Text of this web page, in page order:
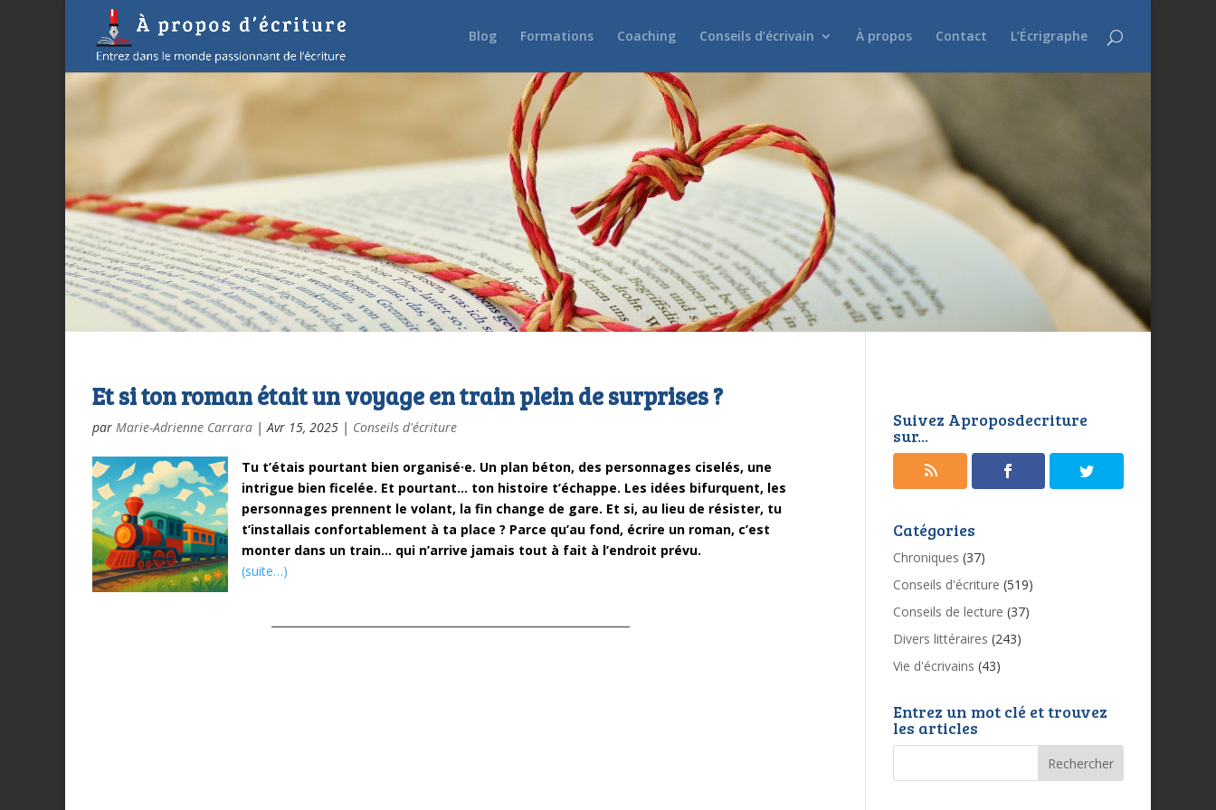
Blog Formations Coaching Conseils d’écrivain À propos Contact L’Écrigraphe
Et si ton roman était un voyage en train plein de surprises ?
par Marie-Adrienne Carrara |Avr 15, 2025 | Conseils d'écriture
Tu t’étais pourtant bien organisé·e. Un plan béton, des personnages ciselés, une
intrigue bien ficelée. Et pourtant… ton histoire t’échappe. Les idées bifurquent, les
personnages prennent le volant, la fin change de gare. Et si, au lieu de résister, tu
t’installais confortablement à ta place ? Parce qu’au fond, écrire un roman, c’est
monter dans un train… qui n’arrive jamais tout à fait à l’endroit prévu.
(suite…)
Suivez Aproposdecriture
sur...
Catégories
Chroniques (37)
Conseils d'écriture (519)
Conseils de lecture (37)
Divers littéraires (243)
Vie d'écrivains (43)
Entrez un mot clé et trouvez
les articles